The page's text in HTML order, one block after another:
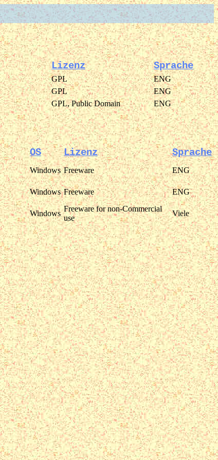
Lizenz Sprache
GPL
ENG
GPL
ENG
GPL, Public Domain ENG
OS Lizenz Sprache
Windows Freeware ENG
Windows Freeware ENG
Windows
Freeware for non-Commercial
use
Viele